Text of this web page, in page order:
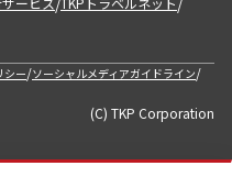
シー/ソーシャルメディアガイドライン/
(C) TKP Corporation